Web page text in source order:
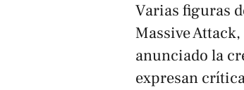
Varias figuras
Massive
anunciado la
expresan